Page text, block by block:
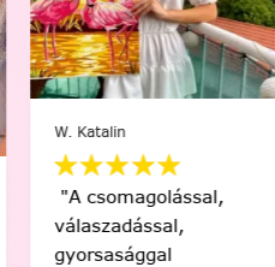
W. Katalin
"A csomagolással,
válaszadással,
gyorsasággal